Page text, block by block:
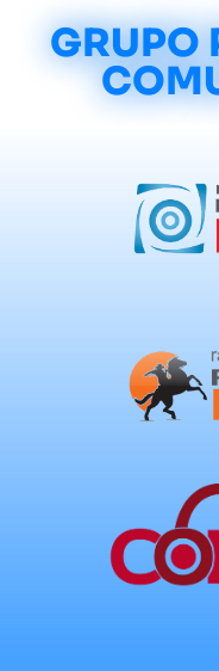
GRUPO